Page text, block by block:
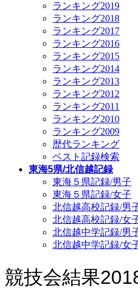
ランキング2019
ランキング2018
ランキング2017
ランキング2016
ランキング2015
ランキング2014
ランキング2013
ランキング2012
ランキング2011
ランキング2010
ランキング2009
歴代ランキング
ベスト記録検索
東海5県/北信越記録
東海５県記録/男子
東海５県記録/女子
北信越高校記録/男
北信越高校記録/女
北信越中学記録/男
北信越中学記録/女
競技会結果